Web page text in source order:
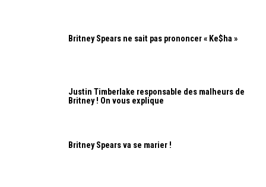
Britney Spears ne sait pas prononcer « Ke$ha »
Justin Timberlake responsable des malheurs de
Britney ! On vous explique
Britney Spears va se marier !